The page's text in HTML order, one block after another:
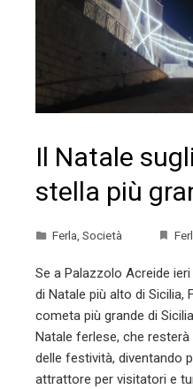
Il Natale
stella più
Ferla Società
Se a Palazzolo Acreide
di Natale più alto di Sicilia,
cometa più grande di
Natale ferlese, che
delle festività, diventando
attrattore per visitatori e